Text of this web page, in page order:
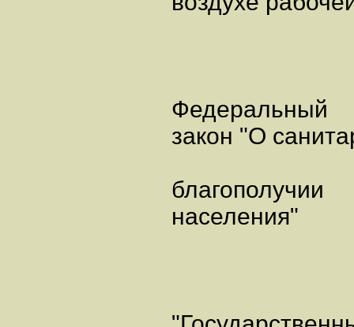
Федеральный
закон "О
благополучии
населения"